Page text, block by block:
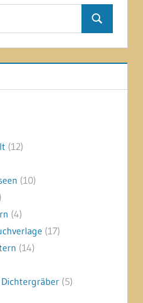
Suchen
(12)
(10)
(4)
(17)
(14)
(5)